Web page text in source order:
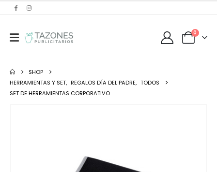
0
SHOP
HERRAMIENTAS Y SET, REGALOS DÍA DEL PADRE, TODOS
SET DE HERRAMIENTAS CORPORATIVO